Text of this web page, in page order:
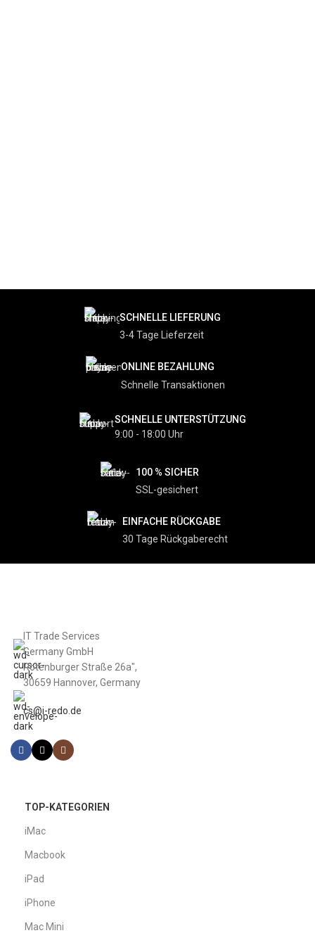
SCHNELLE LIEFERUNG
3-4 Tage Lieferzeit
ONLINE BEZAHLUNG
Schnelle Transaktionen
SCHNELLE UNTERSTÜTZUNG
9:00 - 18:00 Uhr
100 % SICHER
SSL-gesichert
EINFACHE RÜCKGABE
30 Tage Rückgaberecht
IT Trade Services
Germany GmbH
Rotenburger Straße 26a",
30659 Hannover, Germany
cs@i-redo.de
TOP-KATEGORIEN
iMac
Macbook
iPad
iPhone
Mac Mini